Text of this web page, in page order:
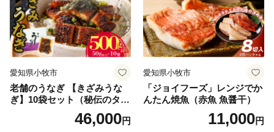
愛知県小牧市
老舗のうなぎ 【きざみうな
ぎ】10袋セット（秘伝のタレ
46,000円
愛知県小牧市
「ジョイフーズ」レンジでか
んたん焼魚（赤魚 魚醤干）
11,000円